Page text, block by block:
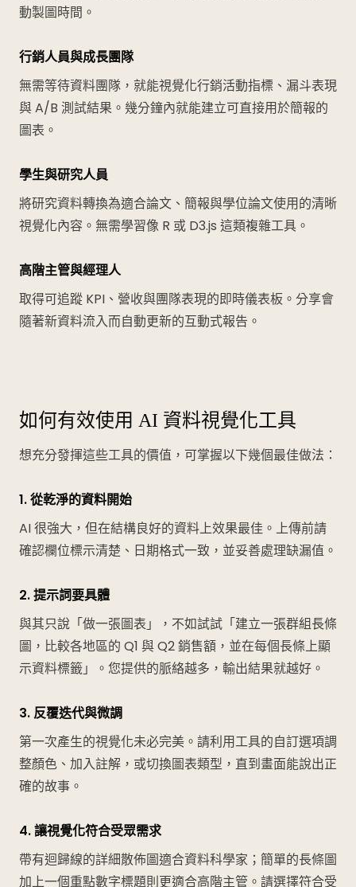
動製圖時間。
行銷人員與成長團隊
無需等待資料團隊，就能視覺化行銷活動指標、漏斗表現
與 A/B 測試結果。幾分鐘內就能建立可直接用於簡報的
圖表。
學生與研究人員
將研究資料轉換為適合論文、簡報與學位論文使用的清晰
視覺化內容。無需學習像 R 或 D3.js 這類複雜工具。
高階主管與經理人
取得可追蹤 KPI、營收與團隊表現的即時儀表板。分享會
隨著新資料流入而自動更新的互動式報告。
如何有效使用 AI 資料視覺化工具
想充分發揮這些工具的價值，可掌握以下幾個最佳做法：
1. 從乾淨的資料開始
AI 很強大，但在結構良好的資料上效果最佳。上傳前請
確認欄位標示清楚、日期格式一致，並妥善處理缺漏值。
2. 提示詞要具體
與其只說「做一張圖表」，不如試試「建立一張群組長條
圖，比較各地區的 Q1 與 Q2 銷售額，並在每個長條上顯
示資料標籤」。您提供的脈絡越多，輸出結果就越好。
3. 反覆迭代與微調
第一次產生的視覺化未必完美。請利用工具的自訂選項調
整顏色、加入註解，或切換圖表類型，直到畫面能說出正
確的故事。
4. 讓視覺化符合受眾需求
帶有迴歸線的詳細散佈圖適合資料科學家；簡單的長條圖
加上一個重點數字標題則更適合高階主管。請選擇符合受